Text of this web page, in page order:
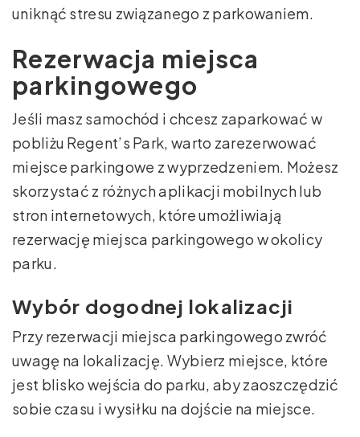
uniknąć stresu związanego z parkowaniem.
Rezerwacja miejsca
parkingowego
Jeśli masz samochód i chcesz zaparkować w
pobliżu Regent’s Park, warto zarezerwować
miejsce parkingowe z wyprzedzeniem. Możesz
skorzystać z różnych aplikacji mobilnych lub
stron internetowych, które umożliwiają
rezerwację miejsca parkingowego w okolicy
parku.
Wybór dogodnej lokalizacji
Przy rezerwacji miejsca parkingowego zwróć
uwagę na lokalizację. Wybierz miejsce, które
jest blisko wejścia do parku, aby zaoszczędzić
sobie czasu i wysiłku na dojście na miejsce.